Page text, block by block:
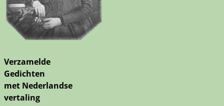
Verzamelde
Gedichten
met Nederlandse
vertaling